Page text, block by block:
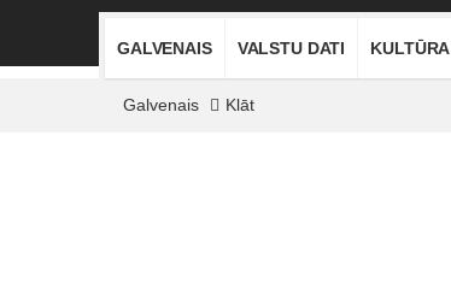
GALVENAIS VALSTU DATI KULTŪRA
Galvenais Klāt